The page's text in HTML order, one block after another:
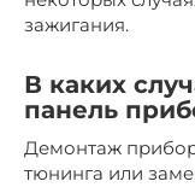
зажигания.
В каких
панель
Демонтаж
тюнинга или